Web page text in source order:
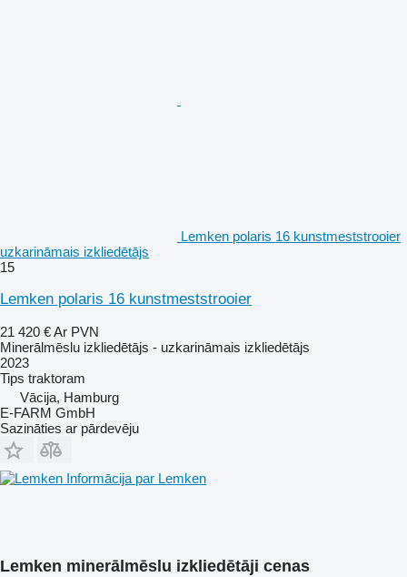
Lemken polaris 16 kunstmeststrooier
uzkarināmais izkliedētājs
15
Lemken polaris 16 kunstmeststrooier
21 420 €Ar PVN
Minerālmēslu izkliedētājs - uzkarināmais izkliedētājs
2023
Tips traktoram
Vācija, Hamburg
E-FARM GmbH
Sazināties ar pārdevēju
Informācija par Lemken
Lemken minerālmēslu izkliedētāji cenas